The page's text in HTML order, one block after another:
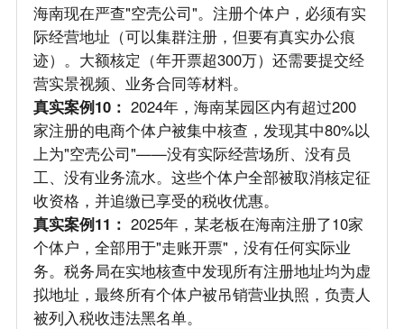
海南现在严查"空壳公司"。注册个体户，必须有实
际经营地址（可以集群注册，但要有真实办公痕
迹）。大额核定（年开票超300万）还需要提交经
营实景视频、业务合同等材料。
真实案例10： 2024年，海南某园区内有超过200
家注册的电商个体户被集中核查，发现其中80%以
上为"空壳公司"——没有实际经营场所、没有员
工、没有业务流水。这些个体户全部被取消核定征
收资格，并追缴已享受的税收优惠。
真实案例11： 2025年，某老板在海南注册了10家
个体户，全部用于"走账开票"，没有任何实际业
务。税务局在实地核查中发现所有注册地址均为虚
拟地址，最终所有个体户被吊销营业执照，负责人
被列入税收违法黑名单。